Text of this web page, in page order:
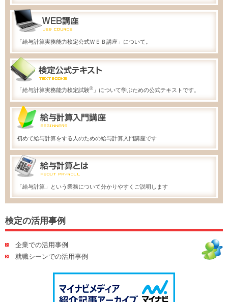
「給与計算実務能力検定公式ＷＥＢ講座」について。
「給与計算実務能力検定試験® 」について学ぶための公式テキストです。
初めて給与計算をする人のための給与計算入門講座です
「給与計算」という業務について分かりやすくご説明します
検定の活用事例
企業での活用事例
就職シーンでの活用事例